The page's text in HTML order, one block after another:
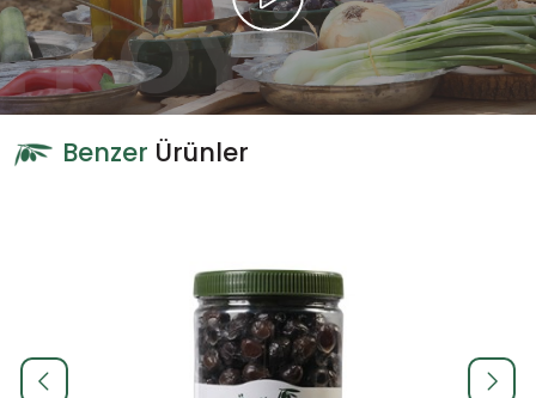
Benzer Ürünler